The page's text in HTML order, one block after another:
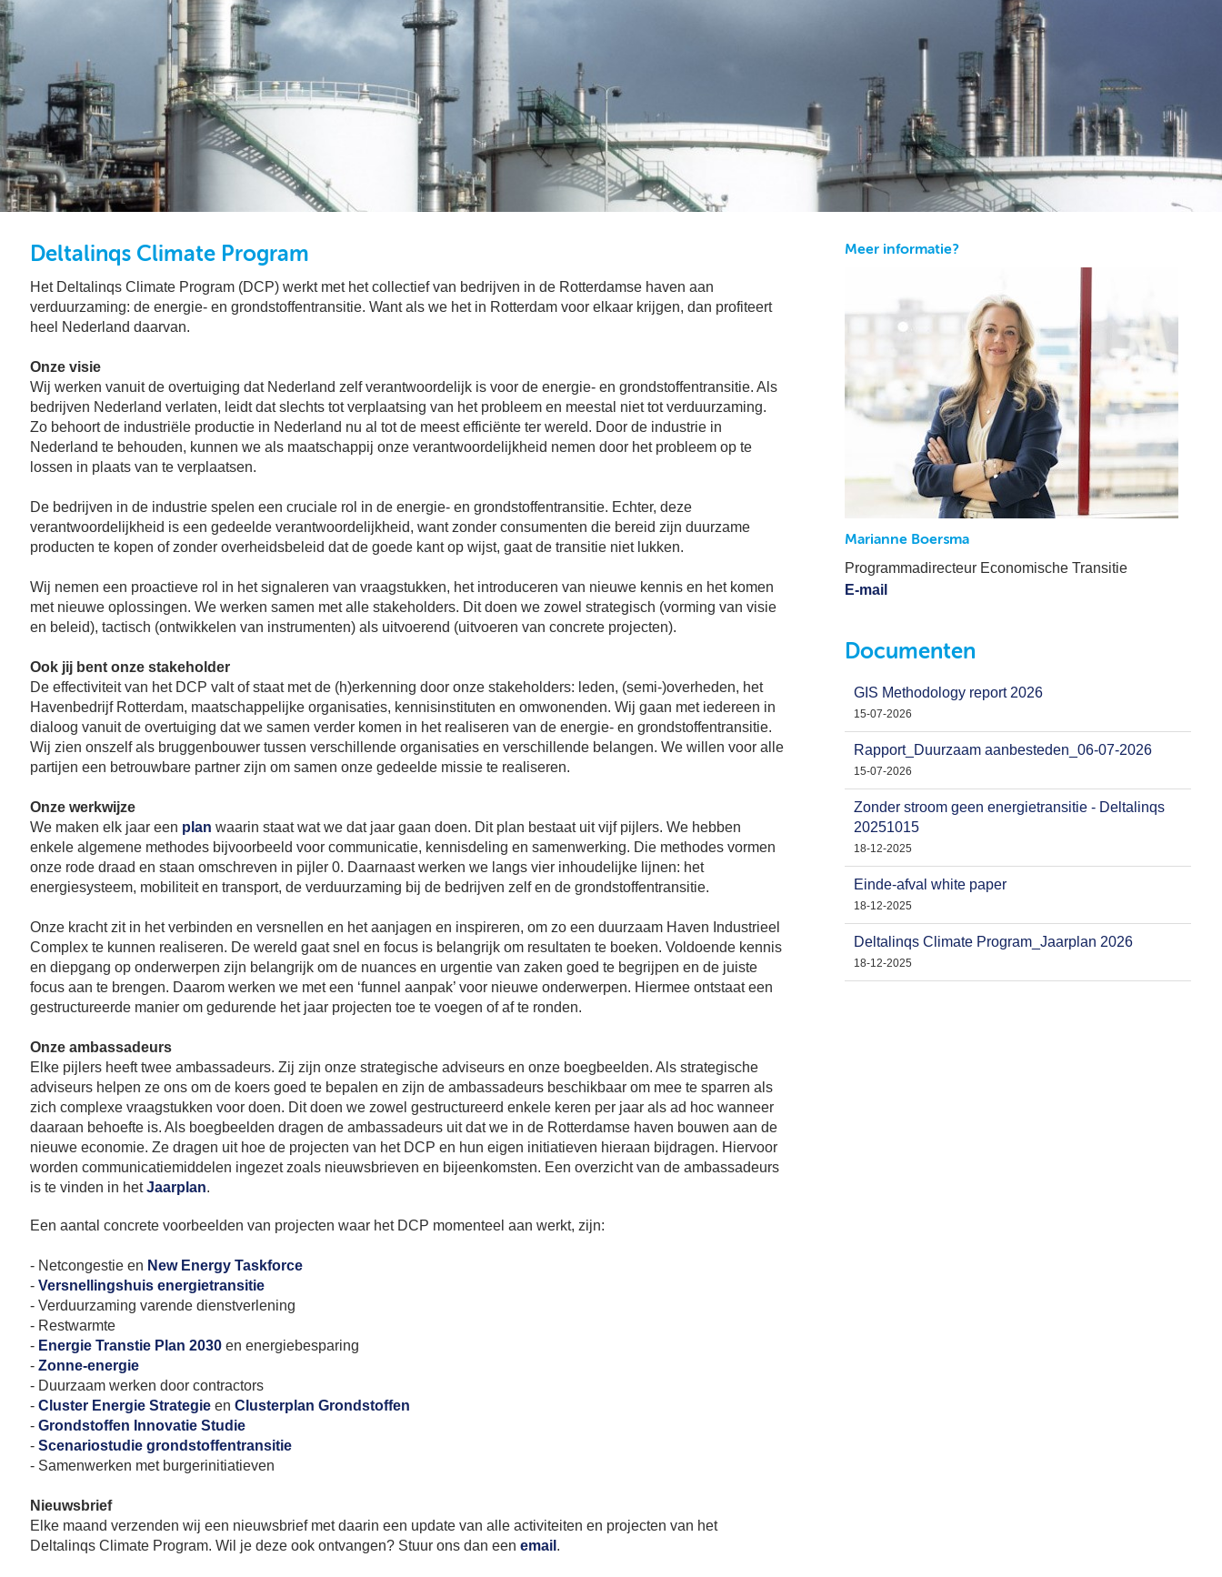
Deltalinqs Climate Program
Het Deltalinqs Climate Program (DCP) werkt met het collectief van bedrijven in de Rotterdamse haven aan
verduurzaming: de energie- en grondstoffentransitie. Want als we het in Rotterdam voor elkaar krijgen, dan profiteert
heel Nederland daarvan.
Onze visie
Wij werken vanuit de overtuiging dat Nederland zelf verantwoordelijk is voor de energie- en grondstoffentransitie. Als
bedrijven Nederland verlaten, leidt dat slechts tot verplaatsing van het probleem en meestal niet tot verduurzaming.
Zo behoort de industriële productie in Nederland nu al tot de meest efficiënte ter wereld. Door de industrie in
Nederland te behouden, kunnen we als maatschappij onze verantwoordelijkheid nemen door het probleem op te
lossen in plaats van te verplaatsen.
De bedrijven in de industrie spelen een cruciale rol in de energie- en grondstoffentransitie. Echter, deze
verantwoordelijkheid is een gedeelde verantwoordelijkheid, want zonder consumenten die bereid zijn duurzame
producten te kopen of zonder overheidsbeleid dat de goede kant op wijst, gaat de transitie niet lukken.
Wij nemen een proactieve rol in het signaleren van vraagstukken, het introduceren van nieuwe kennis en het komen
met nieuwe oplossingen. We werken samen met alle stakeholders. Dit doen we zowel strategisch (vorming van visie
en beleid), tactisch (ontwikkelen van instrumenten) als uitvoerend (uitvoeren van concrete projecten).
Ook jij bent onze stakeholder
De effectiviteit van het DCP valt of staat met de (h)erkenning door onze stakeholders: leden, (semi-)overheden, het
Havenbedrijf Rotterdam, maatschappelijke organisaties, kennisinstituten en omwonenden. Wij gaan met iedereen in
dialoog vanuit de overtuiging dat we samen verder komen in het realiseren van de energie- en grondstoffentransitie.
Wij zien onszelf als bruggenbouwer tussen verschillende organisaties en verschillende belangen. We willen voor alle
partijen een betrouwbare partner zijn om samen onze gedeelde missie te realiseren.
Onze werkwijze
We maken elk jaar een plan waarin staat wat we dat jaar gaan doen. Dit plan bestaat uit vijf pijlers. We hebben
enkele algemene methodes bijvoorbeeld voor communicatie, kennisdeling en samenwerking. Die methodes vormen
onze rode draad en staan omschreven in pijler 0. Daarnaast werken we langs vier inhoudelijke lijnen: het
energiesysteem, mobiliteit en transport, de verduurzaming bij de bedrijven zelf en de grondstoffentransitie.
Onze kracht zit in het verbinden en versnellen en het aanjagen en inspireren, om zo een duurzaam Haven Industrieel
Complex te kunnen realiseren. De wereld gaat snel en focus is belangrijk om resultaten te boeken. Voldoende kennis
en diepgang op onderwerpen zijn belangrijk om de nuances en urgentie van zaken goed te begrijpen en de juiste
focus aan te brengen. Daarom werken we met een ‘funnel aanpak’ voor nieuwe onderwerpen. Hiermee ontstaat een
gestructureerde manier om gedurende het jaar projecten toe te voegen of af te ronden.
Onze ambassadeurs
Elke pijlers heeft twee ambassadeurs. Zij zijn onze strategische adviseurs en onze boegbeelden. Als strategische
adviseurs helpen ze ons om de koers goed te bepalen en zijn de ambassadeurs beschikbaar om mee te sparren als
zich complexe vraagstukken voor doen. Dit doen we zowel gestructureerd enkele keren per jaar als ad hoc wanneer
daaraan behoefte is. Als boegbeelden dragen de ambassadeurs uit dat we in de Rotterdamse haven bouwen aan de
nieuwe economie. Ze dragen uit hoe de projecten van het DCP en hun eigen initiatieven hieraan bijdragen. Hiervoor
worden communicatiemiddelen ingezet zoals nieuwsbrieven en bijeenkomsten. Een overzicht van de ambassadeurs
is te vinden in hetJaarplan.
Een aantal concrete voorbeelden van projecten waar het DCP momenteel aan werkt, zijn:
- Netcongestie en New Energy Taskforce
- Versnellingshuis energietransitie
- Verduurzaming varende dienstverlening
- Restwarmte
- Energie Transtie Plan 2030 en energiebesparing
- Zonne-energie
- Duurzaam werken door contractors
- Cluster Energie Strategie en Clusterplan Grondstoffen
- Grondstoffen Innovatie Studie
- Scenariostudie grondstoffentransitie
- Samenwerken met burgerinitiatieven
Nieuwsbrief
Elke maand verzenden wij een nieuwsbrief met daarin een update van alle activiteiten en projecten van het
Deltalinqs Climate Program. Wil je deze ook ontvangen? Stuur ons dan een email .
Meer informatie?
Marianne Boersma
Programmadirecteur Economische Transitie
E-mail
Documenten
GIS Methodology report 2026
15-07-2026
Rapport_Duurzaam aanbesteden_06-07-2026
15-07-2026
Zonder stroom geen energietransitie - Deltalinqs
20251015
18-12-2025
Einde-afval white paper
18-12-2025
Deltalinqs Climate Program_Jaarplan 2026
18-12-2025